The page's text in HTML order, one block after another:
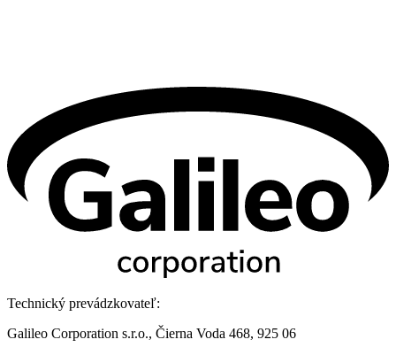
Technický prevádzkovateľ:
Galileo Corporation s.r.o., Čierna Voda 468, 925 06